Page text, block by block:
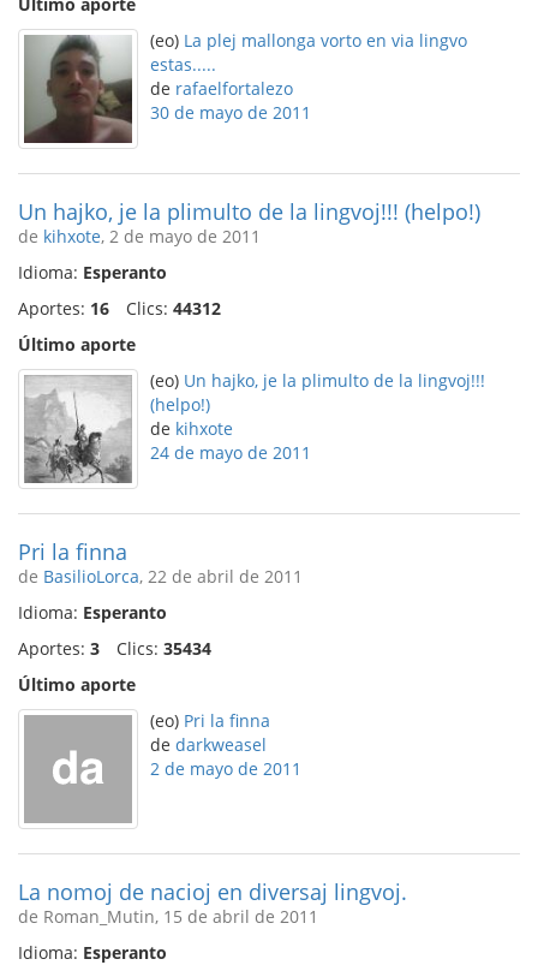
(eo) La plej mallonga vorto en via lingvo
estas.....
de rafaelfortalezo
30 de mayo de 2011
Un hajko, je la plimulto de la lingvoj!!! (helpo!)
de kihxote, 2 de mayo de 2011
Idioma: Esperanto
Aportes: 16 Clics: 44312
Último aporte
(eo) Un hajko, je la plimulto de la lingvoj!!!
(helpo!)
de kihxote
24 de mayo de 2011
Pri la finna
de BasilioLorca, 22 de abril de 2011
Idioma: Esperanto
Aportes: 3 Clics: 35434
Último aporte
(eo) Pri la finna
de darkweasel
2 de mayo de 2011
La nomoj de nacioj en diversaj lingvoj.
de Roman_Mutin, 15 de abril de 2011
Idioma: Esperanto